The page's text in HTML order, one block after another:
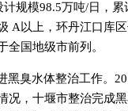
规模98.5万吨/日，累
A以上，环丹江口库
全国地级市前列。
黑臭水体整治工作。
况，十堰市整治完成